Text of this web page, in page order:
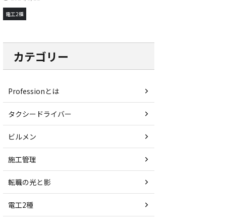
電工2種
カテゴリー
Professionとは
タクシードライバー
ビルメン
施工管理
転職の光と影
電工2種